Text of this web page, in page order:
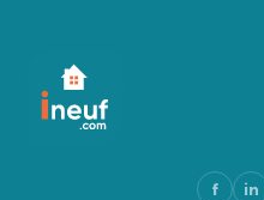
f in